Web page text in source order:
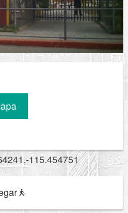
115.454751